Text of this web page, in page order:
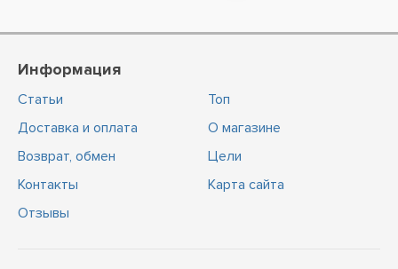
Информация
Статьи
Доставка и оплата
Возврат, обмен
Контакты
Отзывы
Топ
О магазине
Цели
Карта сайта